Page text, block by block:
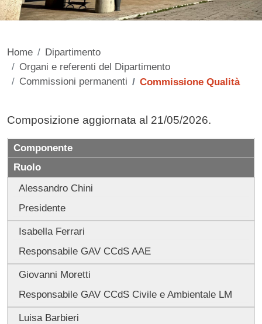
Home
Dipartimento
Organi e referenti del Dipartimento
Commissioni permanenti
Commissione Qualità
Contenuto
Composizione aggiornata al 21/05/2026.
Componente
Ruolo
Alessandro Chini
Presidente
Isabella Ferrari
Responsabile GAV CCdS AAE
Giovanni Moretti
Responsabile GAV CCdS Civile e Ambientale LM
Luisa Barbieri